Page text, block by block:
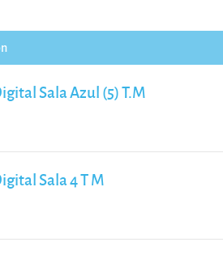
Sala Azul (5) T.M
Sala 4 T M